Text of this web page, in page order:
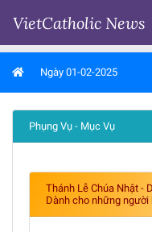
VietCatholic News
Ngày 01-02-2025
Phụng Vụ - Mục Vụ
Thánh Lễ Chúa Nhật -
Dành cho những